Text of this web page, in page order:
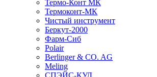
Термо-Конт МК
Термоконт-МК
Чистый инструмент
Беркут-2000
Фарм-Сиб
Polair
Berlinger & CO. AG
Meling
СПЭЙС-КУЛ